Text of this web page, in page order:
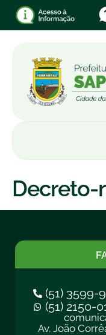
Decreto-
(51) 3599-
(51) 2150-
Av. João